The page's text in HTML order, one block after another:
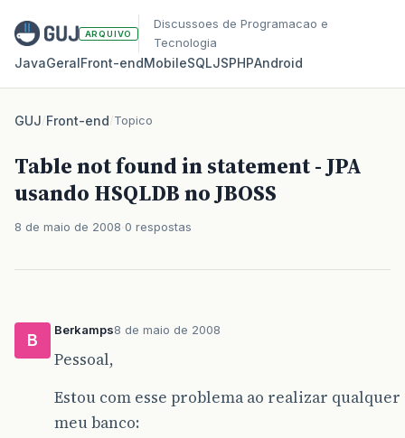
ARQUIVO
Discussoes de Programacao e
Tecnologia
JavaGeralFront‑endMobileSQLJSPHPAndroid
GUJ/Front-end/Topico
Table not found in statement - JPA
usando HSQLDB no JBOSS
8 de maio de 2008 0 respostas
B
Berkamps8 de maio de 2008
Pessoal,
Estou com esse problema ao realizar
meu banco: